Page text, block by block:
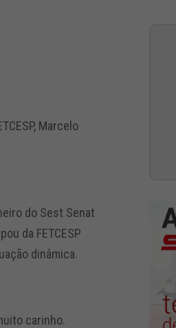
Marcelo
do Sest Senat
da FETCESP
dinâmica.
carinho.